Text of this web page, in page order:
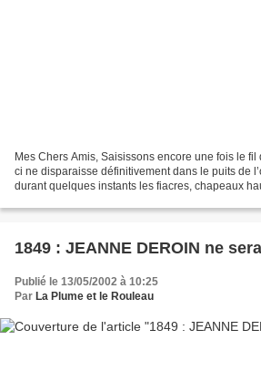
Mes Chers Amis, Saisissons encore une fois le
ci ne disparaisse définitivement dans le puits de
durant quelques instants les fiacres, chapeaux
1849 : JEANNE DEROIN ne
Publié le 13/05/2002 à 10:25
Par La Plume et le Rouleau